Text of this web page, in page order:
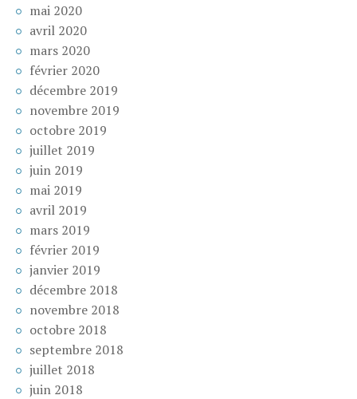
mai 2020
avril 2020
mars 2020
février 2020
décembre 2019
novembre 2019
octobre 2019
juillet 2019
juin 2019
mai 2019
avril 2019
mars 2019
février 2019
janvier 2019
décembre 2018
novembre 2018
octobre 2018
septembre 2018
juillet 2018
juin 2018